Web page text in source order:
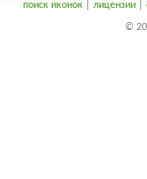
поиск иконок| лицензии|
©